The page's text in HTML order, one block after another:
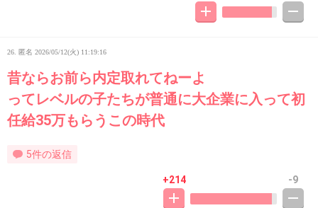
26. 匿名 2026/05/12(火) 11:19:16
昔ならお前ら内定取れてねーよ
ってレベルの子たちが普通に大企業に入って初
任給35万もらうこの時代
5件の返信
+214 -9